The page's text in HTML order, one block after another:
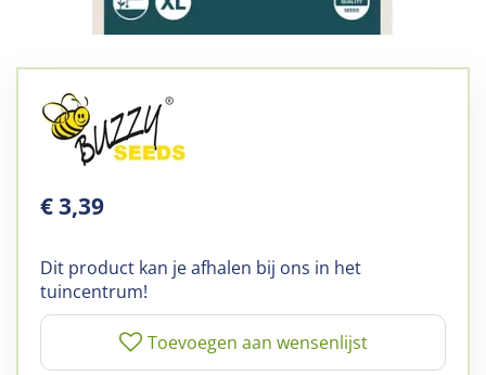
€3,39
Dit product kan je afhalen bij ons in het
tuincentrum!